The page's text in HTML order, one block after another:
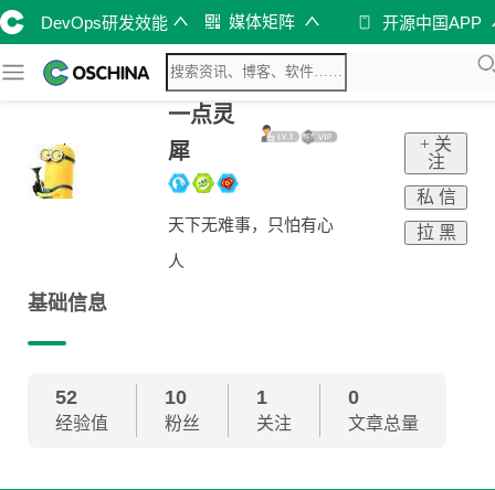
DevOps研发效能 媒体矩阵 开源中国APP
一点灵
犀
天下无难事，只怕有心
人
+ 关
注
私 信
拉 黑
基础信息
52
经验值
10
粉丝
1
关注
0
文章总量